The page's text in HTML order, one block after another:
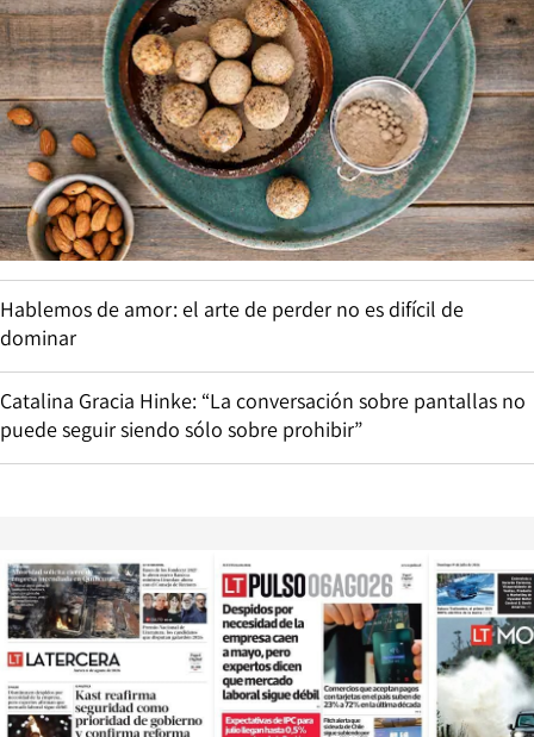
Hablemos de amor: el arte de perder no es difícil de
dominar
Catalina Gracia Hinke: “La conversación sobre pantallas no
puede seguir siendo sólo sobre prohibir”
Opens in new window Opens in